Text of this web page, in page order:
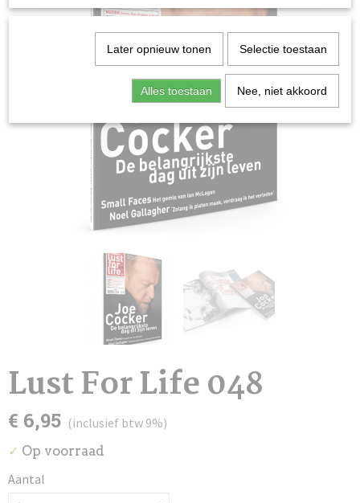
Lust For Life 048
€ 6,95 (inclusief btw 9%)
✓ Op voorraad
Aantal
Later opnieuw tonen Selectie toestaan
Alles toestaan Nee, niet akkoord